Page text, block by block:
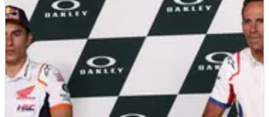
MOTOGP NEWS 25/06/22
BREAKING: Pol Espargaro Mundur dari MotoGP
Belanda
Setelah kemarin mengeluhkan kondisi tulang rusuk yang
menyakitkan, Pol Espargaro memutuskan untuk tidak
melanjutkan akhir pekan Grand Prix Belada di Assen.